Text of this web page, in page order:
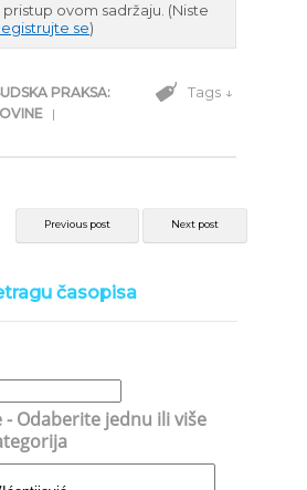
pristup ovom sadržaju. (Niste
se)
PRAKSA:
|
Tags ↓
Previous post Next post
časopisa
- Odaberite jednu ili više